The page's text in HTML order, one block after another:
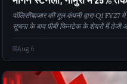
पॉलिसीबाजार की मूल कंपनी द्वारा Q1
सूचना के बाद पीबी फिनटेक के शेयरों में तेजी
करोड़ रुपये हो गया, जबकि कुल बीमा
Aug 6